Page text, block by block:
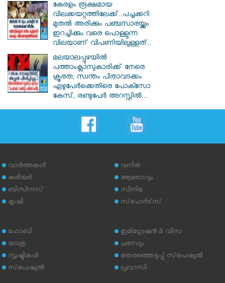
കേരളം രൂക്ഷമായ
വിലക്കയറ്റത്തിലേക്ക്..പച്ചക്കറി
മുതൽ അരിക്കും പഞ്ചസാരയ്ക്കും
ഇറച്ചിക്കും വരെ പൊള്ളുന്ന
വിലയാണ് വിപണിയിലുള്ളത്..
മലയാലപ്പുഴയിൽ
പത്താംക്ലാസുകാരിക്ക് നേരെ
ക്രൂരത; സ്വന്തം പിതാവടക്കം
ഏഴുപേർക്കെതിരെ പോക്സോ
കേസ്, രണ്ടുപേർ അറസ്റ്റിൽ...
വാര്‍ത്തകള്‍
കരിയര്‍
ബിസിനസ്
കൃഷി
വനിത
ആരോഗ്യം
സിനിമ
സ്‌പോര്‍ട്‌സ്
ഹോബി
യാത്ര
സൃഷ്ടികള്‍
സ്‌പെഷ്യല്‍
ഇമിഗ്രേഷന്‍ & വിസ
പരസ്യം
തെരഞ്ഞെടുപ്പ് സ്‌പെഷ്യല്‍
പ്രവാസി